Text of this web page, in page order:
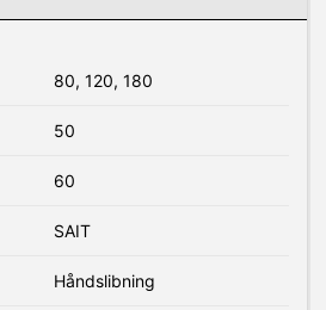
80, 120, 180
50
60
SAIT
Håndslibning